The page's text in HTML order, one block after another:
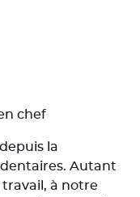
chef
la
Autant
à notre